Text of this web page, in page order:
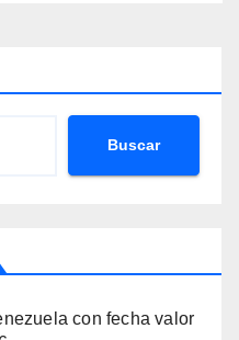
Buscar
con fecha valor